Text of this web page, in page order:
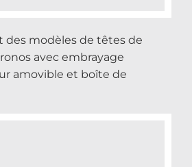
des modèles de têtes de
avec embrayage
amovible et boîte de